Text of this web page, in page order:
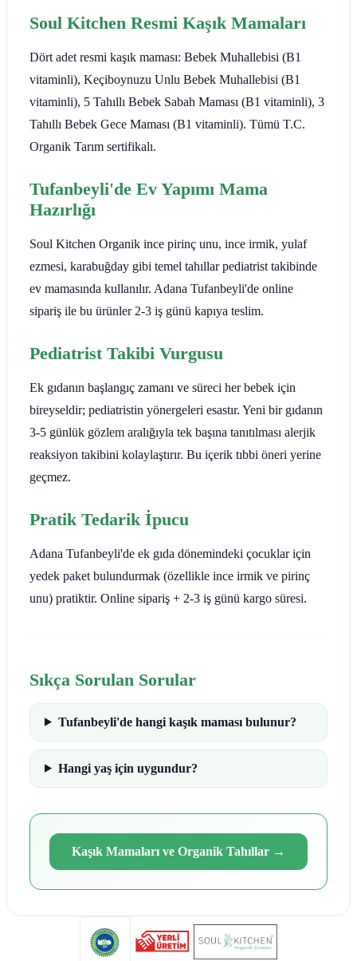
Soul Kitchen Resmi Kaşık Mamaları
Dört adet resmi kaşık maması: Bebek Muhallebisi (B1
vitaminli), Keçiboynuzu Unlu Bebek Muhallebisi (B1
vitaminli), 5 Tahıllı Bebek Sabah Maması (B1 vitaminli), 3
Tahıllı Bebek Gece Maması (B1 vitaminli). Tümü T.C.
Organik Tarım sertifikalı.
Tufanbeyli'de Ev Yapımı Mama
Hazırlığı
Soul Kitchen Organik ince pirinç unu, ince irmik, yulaf
ezmesi, karabuğday gibi temel tahıllar pediatrist takibinde
ev mamasında kullanılır. Adana Tufanbeyli'de online
sipariş ile bu ürünler 2-3 iş günü kapıya teslim.
Pediatrist Takibi Vurgusu
Ek gıdanın başlangıç zamanı ve süreci her bebek için
bireyseldir; pediatristin yönergeleri esastır. Yeni bir gıdanın
3-5 günlük gözlem aralığıyla tek başına tanıtılması alerjik
reaksiyon takibini kolaylaştırır. Bu içerik tıbbi öneri yerine
geçmez.
Pratik Tedarik İpucu
Adana Tufanbeyli'de ek gıda dönemindeki çocuklar için
yedek paket bulundurmak (özellikle ince irmik ve pirinç
unu) pratiktir. Online sipariş + 2-3 iş günü kargo süresi.
Sıkça Sorulan Sorular
Tufanbeyli'de hangi kaşık maması bulunur?
Hangi yaş için uygundur?
Kaşık Mamaları ve Organik Tahıllar →